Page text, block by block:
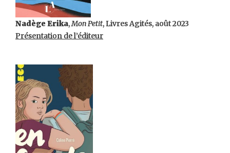
Nadège Erika,Mon Petit, Livres Agités, août 2023
Présentation de l’éditeur